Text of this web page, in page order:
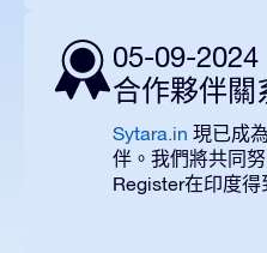
05-09-
合作夥伴關
Sytara.in 現已成為
伴。我們將共同
Register在印度得